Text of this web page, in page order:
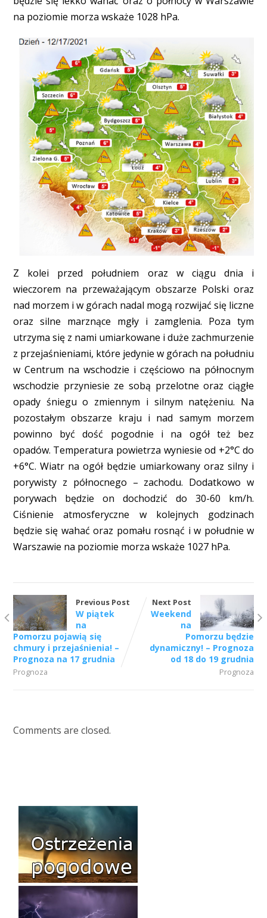
na poziomie morza wskaże 1028 hPa.
Z kolei przed południem oraz w ciągu dnia i
wieczorem na przeważającym obszarze Polski oraz
nad morzem i w górach nadal mogą rozwijać się liczne
oraz silne marznące mgły i zamglenia. Poza tym
utrzyma się z nami umiarkowane i duże zachmurzenie
z przejaśnieniami, które jedynie w górach na południu
w Centrum na wschodzie i częściowo na północnym
wschodzie przyniesie ze sobą przelotne oraz ciągłe
opady śniegu o zmiennym i silnym natężeniu. Na
pozostałym obszarze kraju i nad samym morzem
powinno być dość pogodnie i na ogół też bez
opadów. Temperatura powietrza wyniesie od +2°C do
+6°C. Wiatr na ogół będzie umiarkowany oraz silny i
porywisty z północnego – zachodu. Dodatkowo w
porywach będzie on dochodzić do 30-60 km/h.
Ciśnienie atmosferyczne w kolejnych godzinach
będzie się wahać oraz pomału rosnąć i w południe w
Warszawie na poziomie morza wskaże 1027 hPa.
Previous Post
W piątek
na
Pomorzu pojawią się
chmury i przejaśnienia! –
Prognoza na 17 grudnia
Prognoza
Next Post
Weekend
na
Pomorzu będzie
dynamiczny! – Prognoza
od 18 do 19 grudnia
Prognoza
Comments are closed.